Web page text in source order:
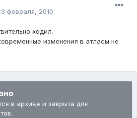
февраля, 2010
ходил.
изменения в атласы не
в архиве и закрыта для